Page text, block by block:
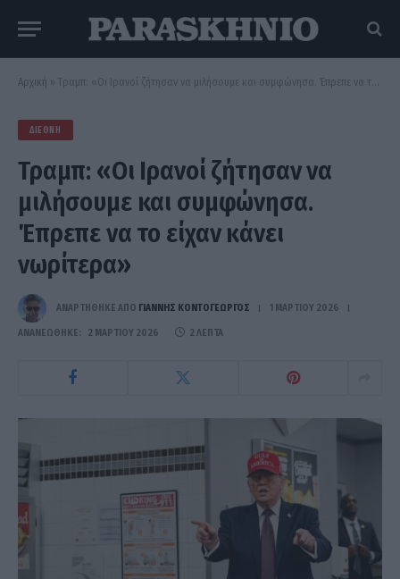
Αρχική » Τραμπ: «Οι Ιρανοί ζήτησαν να μιλήσουμε και συμφώνησα. Έπρεπε να το είχαν κάνει νωρίτερα»
ΔΙΕΘΝΉ
Τραμπ: «Οι Ιρανοί ζήτησαν να
μιλήσουμε και συμφώνησα.
Έπρεπε να το είχαν κάνει
νωρίτερα»
ΑΝΑΡΤΗΘΗΚΕ ΑΠΟ ΓΙΆΝΝΗΣ ΚΟΝΤΟΓΕΏΡΓΟΣ 1 ΜΑΡΤΊΟΥ 2026
ΑΝΑΝΕΏΘΗΚΕ: 2 ΜΑΡΤΊΟΥ 2026 2 ΛΕΠΤΆ